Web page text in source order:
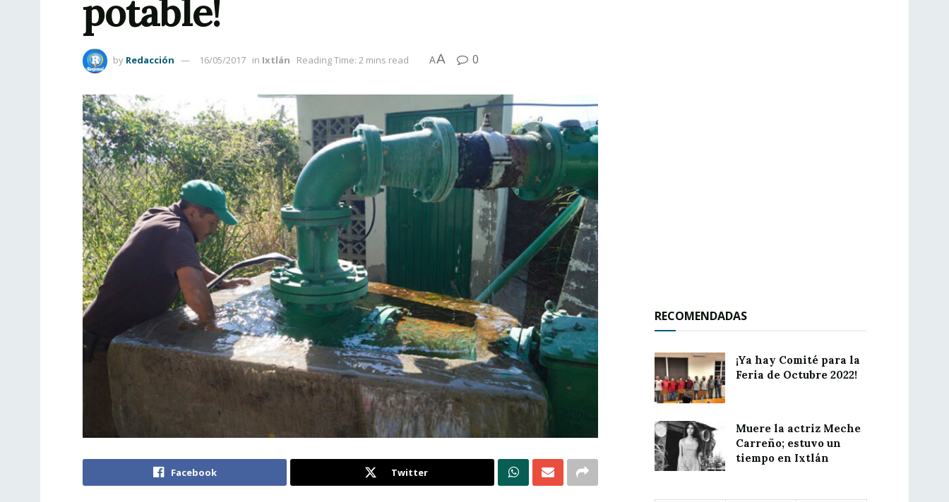
potable!
by Redacción 16/05/2017 in Ixtlán Reading Time: 2 mins read AA 0
Facebook Twitter
RECOMENDADAS
¡Ya hay Comité para la
Feria de Octubre 2022!
Muere la actriz Meche
Carreño; estuvo un
tiempo en Ixtlán